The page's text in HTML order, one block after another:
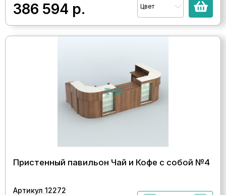
386 594 р. Цвет
Пристенный павильон Чай и Кофе с собой №4
Артикул 12272